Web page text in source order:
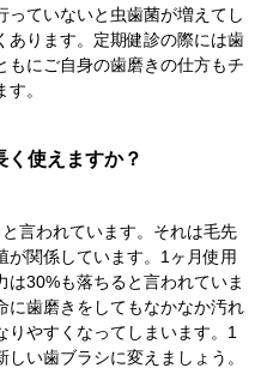
っていないと虫歯菌が増えてし
あります。定期健診の際には歯
もにご自身の歯磨きの仕方もチ
。
く使えますか？
言われています。それは毛先
が関係しています。1ヶ月使用
は30%も落ちると言われていま
に歯磨きをしてもなかなか汚れ
やすくなってしまいます。1
い歯ブラシに変えましょう。